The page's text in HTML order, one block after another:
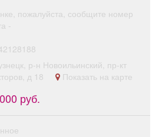
пожалуйста, сообщите номер
-
р-н Новоильинский, пр-кт
д 18
Показать на карте
руб.